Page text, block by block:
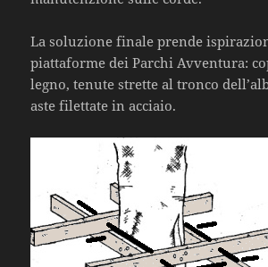
La soluzione finale prende
piattaforme dei Parchi Avventura:
legno, tenute strette al tronco
aste filettate in acciaio.